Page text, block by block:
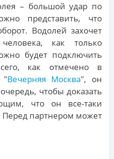
– большой удар по
представить, что
Водолей захочет
как только
будет подключить
как отмечено в
"Вечерняя Москва", он
чтобы доказать
что он все-таки
партнером может